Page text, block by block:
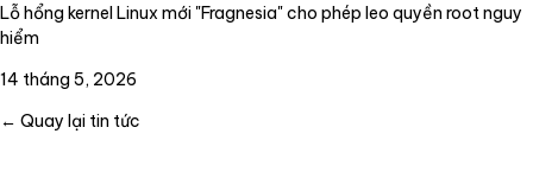
Lỗ hổng kernel Linux mới "Fragnesia" cho phép leo quyền root nguy
hiểm
14 tháng 5, 2026
← Quay lại tin tức